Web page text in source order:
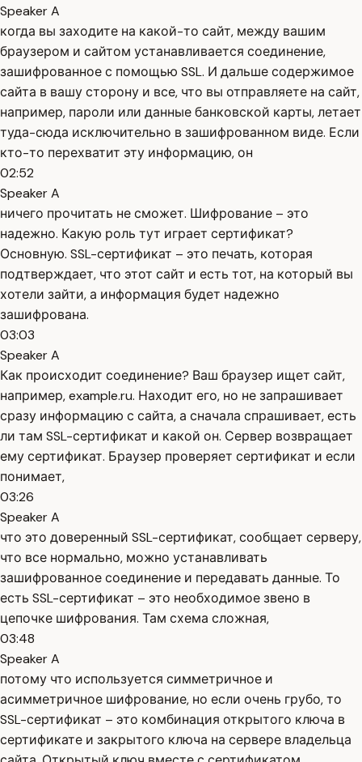
Speaker A
когда вы заходите на какой-то сайт, между вашим
браузером и сайтом устанавливается соединение,
зашифрованное с помощью SSL. И дальше содержимое
сайта в вашу сторону и все, что вы отправляете на сайт,
например, пароли или данные банковской карты, летает
туда-сюда исключительно в зашифрованном виде. Если
кто-то перехватит эту информацию, он
02:52
Speaker A
ничего прочитать не сможет. Шифрование – это
надежно. Какую роль тут играет сертификат?
Основную. SSL-сертификат – это печать, которая
подтверждает, что этот сайт и есть тот, на который вы
хотели зайти, а информация будет надежно
зашифрована.
03:03
Speaker A
Как происходит соединение? Ваш браузер ищет сайт,
например, example.ru. Находит его, но не запрашивает
сразу информацию с сайта, а сначала спрашивает, есть
ли там SSL-сертификат и какой он. Сервер возвращает
ему сертификат. Браузер проверяет сертификат и если
понимает,
03:26
Speaker A
что это доверенный SSL-сертификат, сообщает серверу,
что все нормально, можно устанавливать
зашифрованное соединение и передавать данные. То
есть SSL-сертификат – это необходимое звено в
цепочке шифрования. Там схема сложная,
03:48
Speaker A
потому что используется симметричное и
асимметричное шифрование, но если очень грубо, то
SSL-сертификат – это комбинация открытого ключа в
сертификате и закрытого ключа на сервере владельца